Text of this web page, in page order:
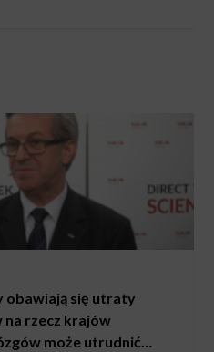
obawiają się utraty
rzecz krajów
może utrudnić